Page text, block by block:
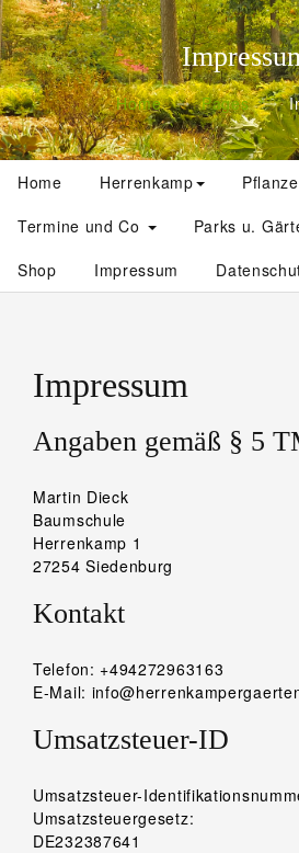
Home Pages
Home Herrenkamp
Termine und Co
Parks u.
Shop
Impressum
Impressum
Angaben gemäß § 5
Martin Dieck
Baumschule
Herrenkamp 1
27254 Siedenburg
Kontakt
Telefon: +494272963163
E-Mail:
Umsatzsteuer-ID
Umsatzsteuer-
Umsatzsteuergesetz:
DE232387641